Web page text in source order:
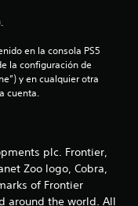
en la consola PS5
la configuración de
y en cualquier otra
cuenta.
plc. Frontier,
Zoo logo, Cobra,
of Frontier
around the world. All